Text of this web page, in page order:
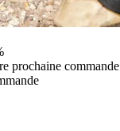
prochaine commande